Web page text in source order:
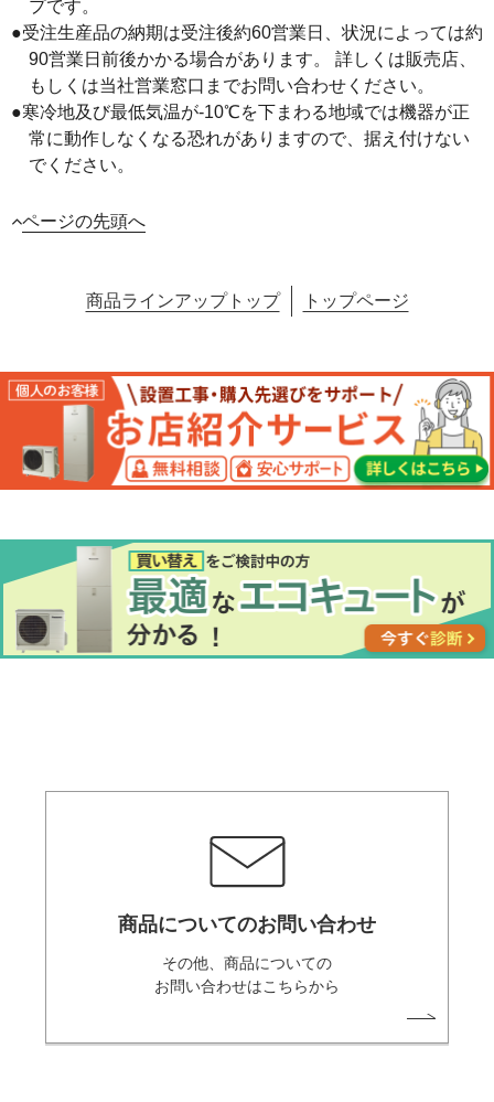
プです。
●受注生産品の納期は受注後約60営業日、状況によっては約
90営業日前後かかる場合があります。 詳しくは販売店、
もしくは当社営業窓口までお問い合わせください。
●寒冷地及び最低気温が-10℃を下まわる地域では機器が正
常に動作しなくなる恐れがありますので、据え付けない
でください。
ページの先頭へ
商品ラインアップトップ トップページ
商品についてのお問い合わせ
その他、商品についての
お問い合わせはこちらから